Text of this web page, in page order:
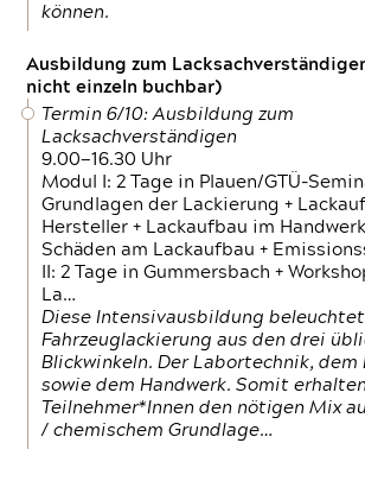
können.
Ausbildung zum
nicht einzeln buchbar)
Termin 6/10: Ausbildung zum
Lacksachverständigen
9.00—16.30 Uhr
Modul I: 2 Tage in Plauen/GTÜ-
Grundlagen der Lackierung +
Hersteller + Lackaufbau im
Schäden am Lackaufbau +
II: 2 Tage in Gummersbach +
La…
Diese Intensivausbildung beleuchtet
Fahrzeuglackierung aus den drei
Blickwinkeln. Der Labortechnik,
sowie dem Handwerk. Somit
Teilnehmer*Innen den nötigen Mix
/ chemischem Grundlage…